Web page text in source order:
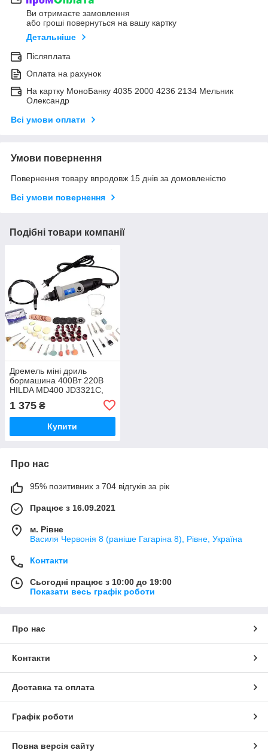
Ви отримаєте замовлення
або гроші повернуться на вашу картку
Детальніше
Післяплата
Оплата на рахунок
На картку МоноБанку 4035 2000 4236 2134 Мельник
Олександр
Всі умови оплати
Умови повернення
Повернення товару впродовж 15 днів за домовленістю
Всі умови повернення
Подібні товари компанії
Дремель міні дриль
бормашина 400Вт 220В
HILDA MD400 JD3321C,
1 375 ₴
Купити
Про нас
95% позитивних з 704 відгуків за рік
Працює з 16.09.2021
м. Рівне
Василя Червонія 8 (раніше Гагаріна 8), Рівне, Україна
Контакти
Сьогодні працює з 10:00 до 19:00
Показати весь графік роботи
Про нас
Контакти
Доставка та оплата
Графік роботи
Повна версія сайту